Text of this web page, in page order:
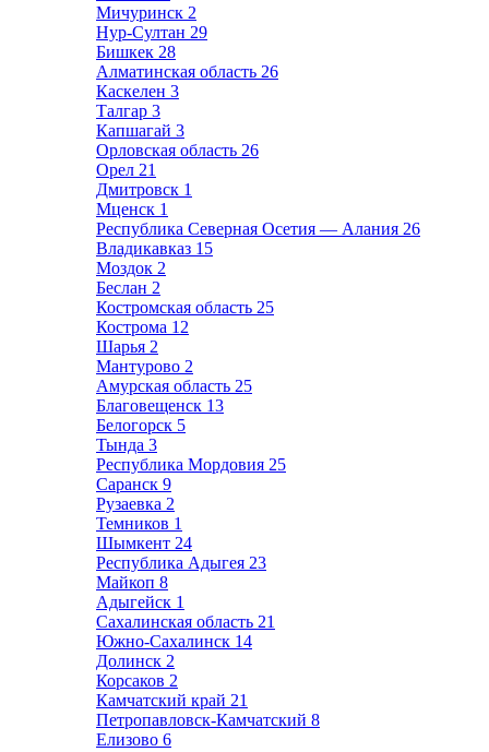
Мичуринск 2
Нур-Султан 29
Бишкек 28
Алматинская область 26
Каскелен 3
Талгар 3
Капшагай 3
Орловская область 26
Орел 21
Дмитровск 1
Мценск 1
Республика Северная Осетия — Алания 26
Владикавказ 15
Моздок 2
Беслан 2
Костромская область 25
Кострома 12
Шарья 2
Мантурово 2
Амурская область 25
Благовещенск 13
Белогорск 5
Тында 3
Республика Мордовия 25
Саранск 9
Рузаевка 2
Темников 1
Шымкент 24
Республика Адыгея 23
Майкоп 8
Адыгейск 1
Сахалинская область 21
Южно-Сахалинск 14
Долинск 2
Корсаков 2
Камчатский край 21
Петропавловск-Камчатский 8
Елизово 6